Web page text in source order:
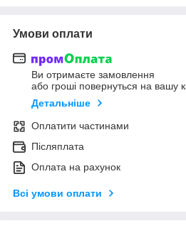
Умови оплати
Ви отримаєте замовлення
або гроші повернуться на вашу
Детальніше
Оплатити частинами
Післяплата
Оплата на рахунок
Всі умови оплати